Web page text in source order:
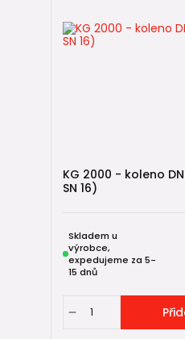
KG 2000 - koleno
SN 16)
Skladem u
výrobce,
expedujeme za 5-
15 dnů